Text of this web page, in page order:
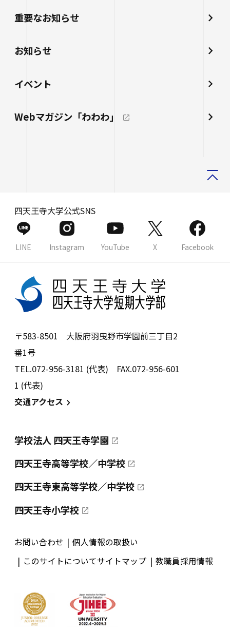
重要なお知らせ
お知らせ
イベント
Webマガジン「わわわ」
四天王寺大学公式SNS
LINE Instagram YouTube X Facebook
〒583-8501 大阪府羽曳野市学園前三丁目2
番1号
TEL.072-956-3181 (代表) FAX.072-956-601
1 (代表)
交通アクセス
学校法人 四天王寺学園
四天王寺高等学校／中学校
四天王寺東高等学校／中学校
四天王寺小学校
お問い合わせ
個人情報の取扱い
このサイトについてサイトマップ 教職員採用情報